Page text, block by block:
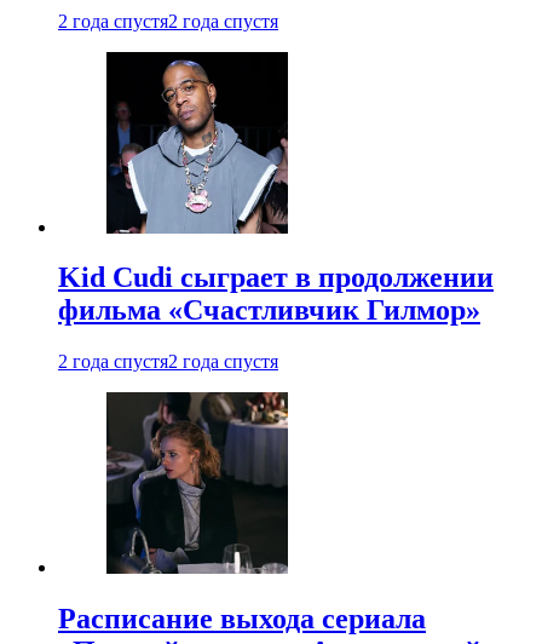
2 года спустя2 года спустя
Kid Cudi сыграет в продолжении
фильма «Счастливчик Гилмор»
2 года спустя2 года спустя
Расписание выхода сериала